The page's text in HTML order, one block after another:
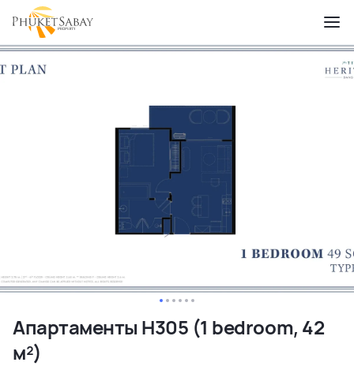
Апартаменты H305 (1 bedroom, 42
м²)